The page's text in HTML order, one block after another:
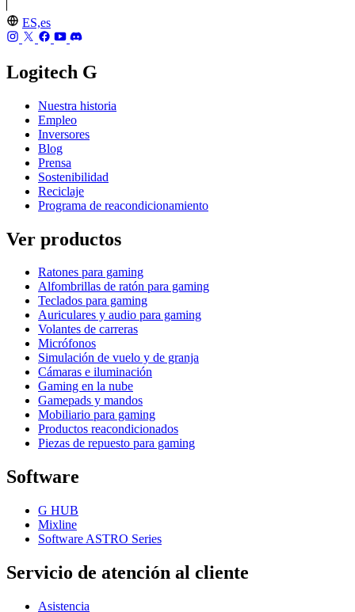
ES,es
Logitech G
Nuestra historia
Empleo
Inversores
Blog
Prensa
Sostenibilidad
Reciclaje
Programa de reacondicionamiento
Ver productos
Ratones para gaming
Alfombrillas de ratón para gaming
Teclados para gaming
Auriculares y audio para gaming
Volantes de carreras
Micrófonos
Simulación de vuelo y de granja
Cámaras e iluminación
Gaming en la nube
Gamepads y mandos
Mobiliario para gaming
Productos reacondicionados
Piezas de repuesto para gaming
Software
G HUB
Mixline
Software ASTRO Series
Servicio de atención al cliente
Asistencia